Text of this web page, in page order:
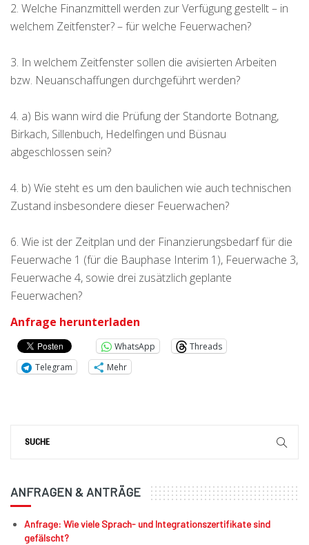
ANFRAGEN & ANTRÄGE
Anfrage: Wie viele Sprach- und Integrationszertifikate sind
gefälscht?
2. Welche Finanzmittell werden zur Verfügung gestellt – in
welchem Zeitfenster? – für welche Feuerwachen?
3. In welchem Zeitfenster sollen die avisierten Arbeiten
bzw. Neuanschaffungen durchgeführt werden?
4. a) Bis wann wird die Prüfung der Standorte Botnang,
Birkach, Sillenbuch, Hedelfingen und Büsnau
abgeschlossen sein?
4. b) Wie steht es um den baulichen wie auch technischen
Zustand insbesondere dieser Feuerwachen?
6. Wie ist der Zeitplan und der Finanzierungsbedarf für die
Feuerwache 1 (für die Bauphase Interim 1), Feuerwache 3,
Feuerwache 4, sowie drei zusätzlich geplante
Feuerwachen?
Anfrage herunterladen
WhatsApp
Threads
Telegram
Mehr